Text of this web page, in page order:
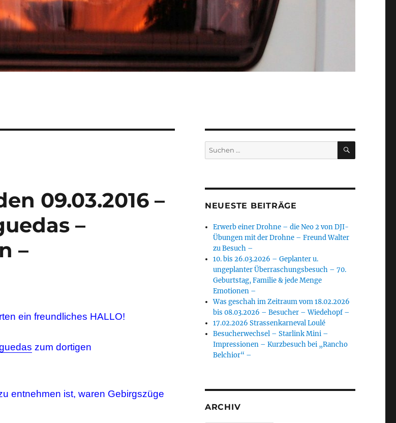
09.03.2016 –
–
–
ein freundliches HALLO!
zum dortigen
entnehmen ist, waren Gebirgszüge
Suchen
nach:
SUCHEN
NEUESTE BEITRÄGE
Erwerb einer Drohne – die Neo 2 von DJI-
Übungen mit der Drohne – Freund Walter
zu Besuch –
10. bis 26.03.2026 – Geplanter u.
ungeplanter Überraschungsbesuch – 70.
Geburtstag, Familie & jede Menge
Emotionen –
Was geschah im Zeitraum vom 18.02.2026
bis 08.03.2026 – Besucher – Wiedehopf –
17.02.2026 Strassenkarneval Loulé
Besucherwechsel – Starlink Mini –
Impressionen – Kurzbesuch bei „Rancho
Belchior“ –
ARCHIV